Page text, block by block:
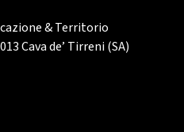
& Territorio
Cava de’ Tirreni (SA)